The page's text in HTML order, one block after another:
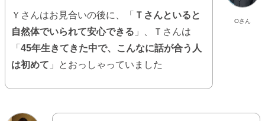
Oさん
Ｙさんはお見合いの後に、「 Ｔさんといると
自然体でいられて安心できる 」、Ｔさんは
「 45年生きてきた中で、こんなに話が合う人
は初めて 」とおっしゃっていました